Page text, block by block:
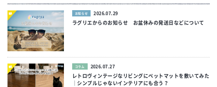
お知らせ 2026.07.29
ラグリエからのお知らせ お盆休みの発送日などについて
コラム 2026.07.27
レトロヴィンテージなリビングにペットマットを敷いてみた
｜シンプルじゃないインテリアにも合う？